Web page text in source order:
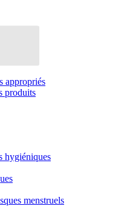
appropriés
produits
hygiéniques
menstruels